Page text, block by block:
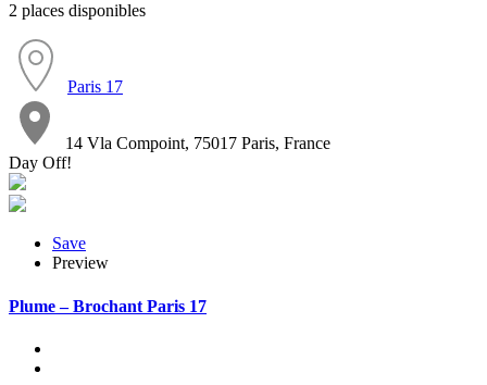
2 places disponibles
Paris 17
14 Vla Compoint, 75017 Paris, France
Day Off!
Save
Preview
Plume – Brochant Paris 17